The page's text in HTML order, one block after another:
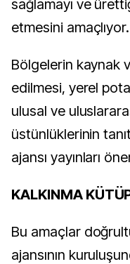
sağlamayı ve
etmesini amaçlıyor.
Bölgelerin kaynak
edilmesi, yerel
ulusal ve
üstünlüklerinin
ajansı yayınları
KALKINMA
Bu amaçlar
ajansının